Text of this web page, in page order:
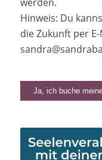
Hinweis: Du
die Zukunft per